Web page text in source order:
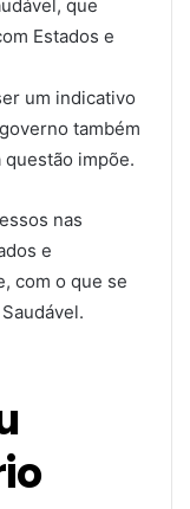
que
Estados e
um indicativo
também
impõe.
nas
e
com o que se